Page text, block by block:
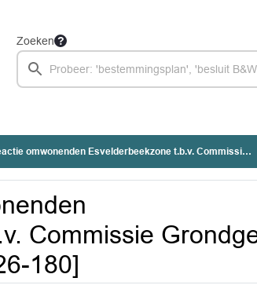
Zoeken
Esvelderbeekzone t.b.v. Commissie Grondgebied, geanonimiseerd [LIS 26-180]
Commissie
180]